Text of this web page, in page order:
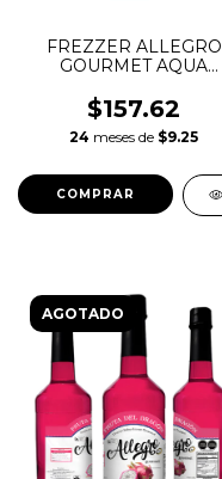
FREZZER ALLEGRO
GOURMET AQUA
LT
$157.62
24 meses de $9.25
AGOTADO